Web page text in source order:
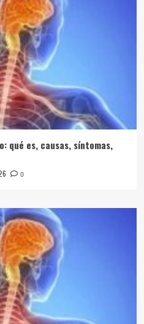
qué es, causas, síntomas,
0